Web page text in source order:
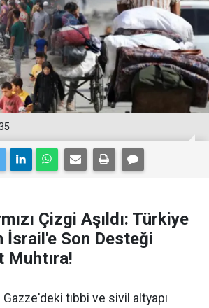
Çizgi Aşıldı: Türkiye
İsrail'e Son Desteği
Muhtıra!
tıbbi ve sivil altyapı